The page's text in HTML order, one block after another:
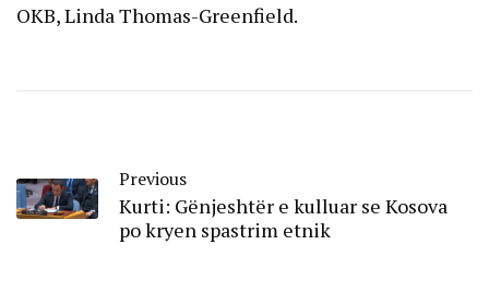
OKB, Linda Thomas-Greenfield.
Previous
Kurti: Gënjeshtër e kulluar se Kosova
po kryen spastrim etnik